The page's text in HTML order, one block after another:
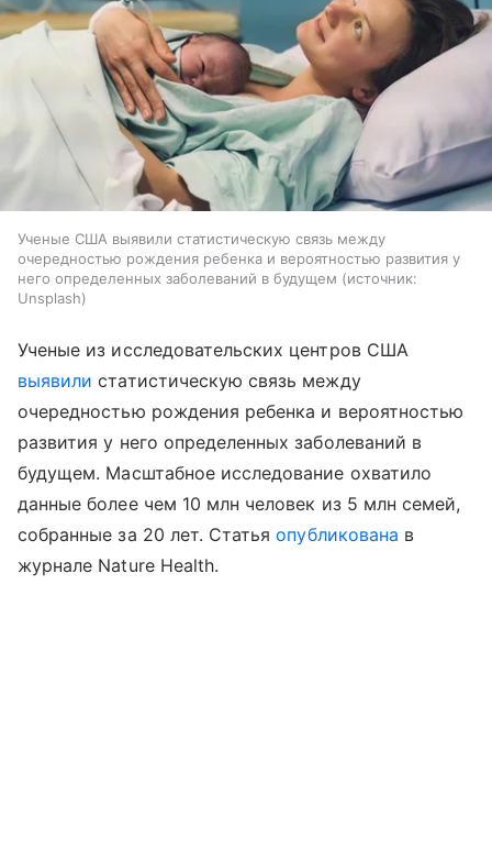
Ученые США выявили статистическую связь между
очередностью рождения ребенка и вероятностью развития у
него определенных заболеваний в будущем
источник:
Unsplash
Ученые из исследовательских центров США
выявили статистическую связь между
очередностью рождения ребенка и вероятностью
развития у него определенных заболеваний в
будущем. Масштабное исследование охватило
данные более чем 10 млн человек из 5 млн семей,
собранные за 20 лет. Статьяопубликована в
журнале Nature Health.